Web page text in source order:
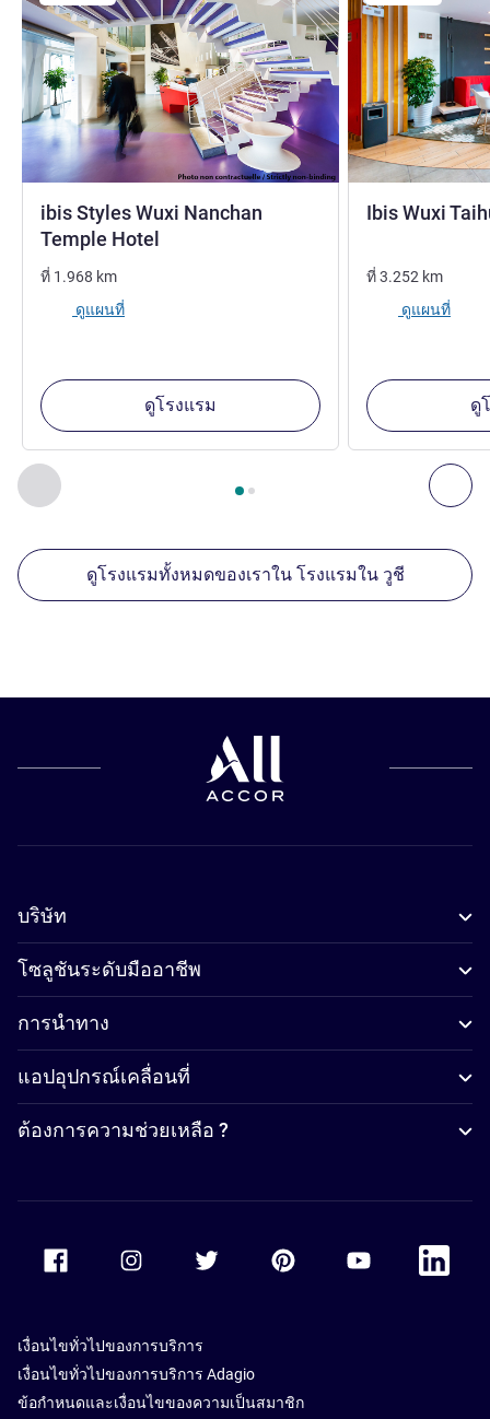
ก่อนหน้า - สถานประกอบการอื่นของเราที่อยู่ใกล้เคียง ถั
หน้า1 , สถานประกอบการอื่นของเราที่อยู่ใกล้เคียง 1 :,
ibis Styles Wuxi Nanchan
Temple Hotel
ที่ 1.968 km
ดูแผนที่
ดูโรงแรม
Ibis Wuxi
ที่3.252 km
ดูแผนที่
ดู
ดูโรงแรมทั้งหมดของเราใน โรงแรมใน วูชี
บริษัท
โซลูชันระดับมืออาชีพ
การนำทาง
แอปอุปกรณ์เคลื่อนที่
ต้องการความช่วยเหลือ ?
Accor Youtube
Accor
เงื่อนไขทั่วไปของการบริการ
เงื่อนไขทั่วไปของการบริการ Adagio
ข้อกำหนดและเงื่อนไขของความเป็นสมาชิก